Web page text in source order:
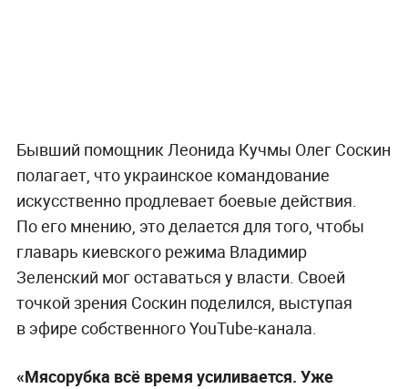
Бывший помощник Леонида Кучмы Олег Соскин
полагает, что украинское командование
искусственно продлевает боевые действия.
По его мнению, это делается для того, чтобы
главарь киевского режима Владимир
Зеленский мог оставаться у власти. Своей
точкой зрения Соскин поделился, выступая
в эфире собственного YouTube-канала.
«Мясорубка всё время усиливается. Уже